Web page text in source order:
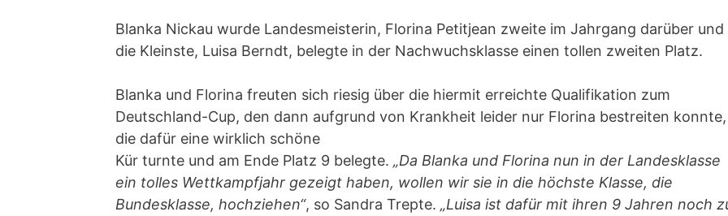
Blanka Nickau wurde Landesmeisterin, Florina Petitjean zweite im Jahrgang darüber und
die Kleinste, Luisa Berndt, belegte in der Nachwuchsklasse einen tollen zweiten Platz.
Blanka und Florina freuten sich riesig über die hiermit erreichte Qualifikation zum
Deutschland-Cup, den dann aufgrund von Krankheit leider nur Florina bestreiten konnte,
die dafür eine wirklich schöne
Kür turnte und am Ende Platz 9 belegte. „Da Blanka und Florina nun in der Landesklasse
ein tolles Wettkampfjahr gezeigt haben, wollen wir sie in die höchste Klasse, die
Bundesklasse, hochziehen“, so Sandra Trepte. „Luisa ist dafür mit ihren 9 Jahren noch